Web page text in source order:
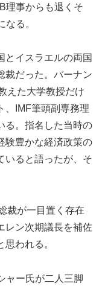
理事からも退くそ
る。
とイスラエルの両国
裁だった。バーナン
えた大学教授だけ
、IMF筆頭副専務理
る。指名した当時の
験豊かな経済政策の
いると語ったが、そ
裁が一目置く存在
レン次期議長を補佐
われる。
ャー氏が二人三脚